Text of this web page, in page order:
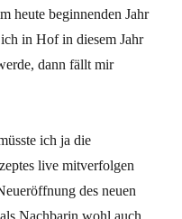
heute beginnenden Jahr
in Hof in diesem Jahr
dann fällt mir
ich ja die
live mitverfolgen
des neuen